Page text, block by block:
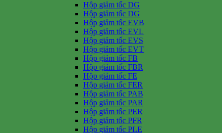
Hộp giảm tốc DG
Hộp giảm tốc DG
Hộp giảm tốc EVB
Hộp giảm tốc EVL
Hộp giảm tốc EVS
Hộp giảm tốc EVT
Hộp giảm tốc FB
Hộp giảm tốc FBR
Hộp giảm tốc FE
Hộp giảm tốc FER
Hộp giảm tốc PAB
Hộp giảm tốc PAR
Hộp giảm tốc PER
Hộp giảm tốc PFR
Hộp giảm tốc PLE